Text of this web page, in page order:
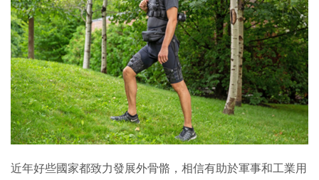
生成式AI與雲端應用
Enterprise Digital Transformation
特集
近年好些國家都致力發展外骨骼，相信有助於軍事和工業用